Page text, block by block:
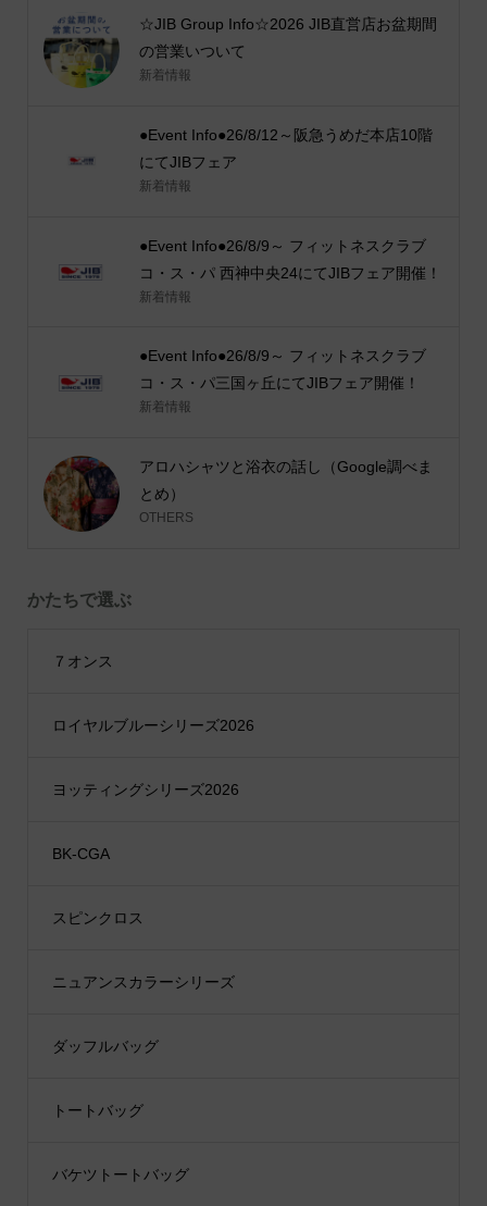
☆JIB Group Info☆2026 JIB直営店お盆期間
の営業いついて
新着情報
●Event Info●26/8/12～阪急うめだ本店10階
にてJIBフェア
新着情報
●Event Info●26/8/9～ フィットネスクラブ
コ・ス・パ 西神中央24にてJIBフェア開催！
新着情報
●Event Info●26/8/9～ フィットネスクラブ
コ・ス・パ三国ヶ丘にてJIBフェア開催！
新着情報
アロハシャツと浴衣の話し（Google調べま
とめ）
OTHERS
かたちで選ぶ
７オンス
ロイヤルブルーシリーズ2026
ヨッティングシリーズ2026
BK-CGA
スピンクロス
ニュアンスカラーシリーズ
ダッフルバッグ
トートバッグ
バケツトートバッグ